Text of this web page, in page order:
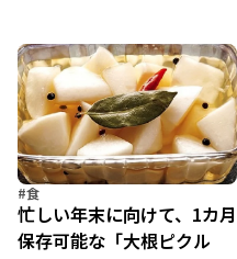
#食
忙しい年末に向けて、1カ月
保存可能な「大根ピクル